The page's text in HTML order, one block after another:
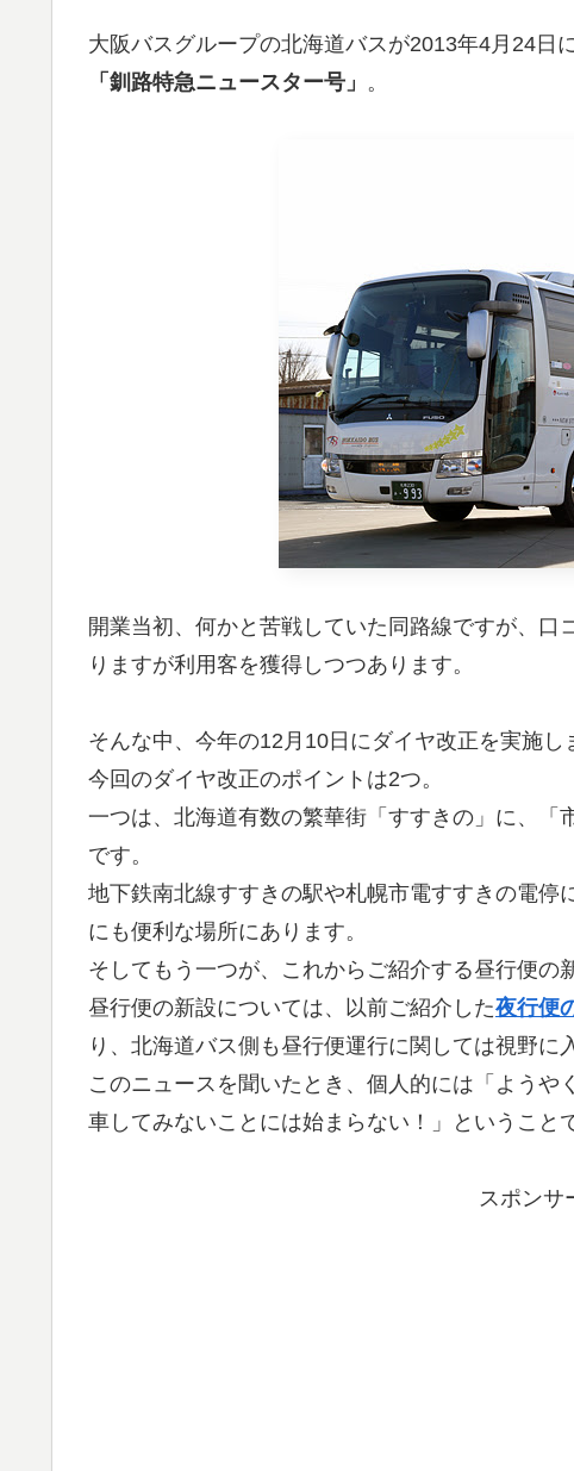
大阪バスグループの北海道バスが2013年4月24日
「釧路特急ニュースター号」 。
開業当初、何かと苦戦していた同路線ですが、
りますが利用客を獲得しつつあります。
そんな中、今年の12月10日にダイヤ改正を実施し
今回のダイヤ改正のポイントは2つ。
一つは、北海道有数の繁華街「すすきの」に、「
です。
地下鉄南北線すすきの駅や札幌市電すすきの電停
にも便利な場所にあります。
そしてもう一つが、これからご紹介する昼行便の
昼行便の新設については、以前ご紹介した夜行便
り、北海道バス側も昼行便運行に関しては視野に
このニュースを聞いたとき、個人的には「よう
車してみないことには始まらない！」ということ
スポンサ